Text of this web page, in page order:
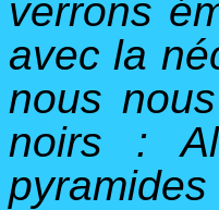
verrons
avec la
nous
noirs :
pyramides